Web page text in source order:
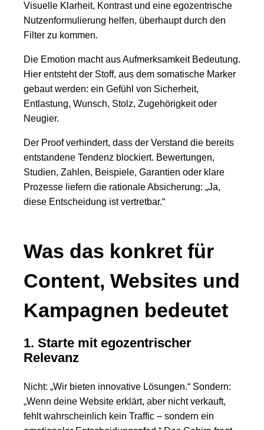
Visuelle Klarheit, Kontrast und eine egozentrische
Nutzenformulierung helfen, überhaupt durch den
Filter zu kommen.
Die Emotion macht aus Aufmerksamkeit Bedeutung.
Hier entsteht der Stoff, aus dem somatische Marker
gebaut werden: ein Gefühl von Sicherheit,
Entlastung, Wunsch, Stolz, Zugehörigkeit oder
Neugier.
Der Proof verhindert, dass der Verstand die bereits
entstandene Tendenz blockiert. Bewertungen,
Studien, Zahlen, Beispiele, Garantien oder klare
Prozesse liefern die rationale Absicherung: „Ja,
diese Entscheidung ist vertretbar.“
Was das konkret für
Content, Websites und
Kampagnen bedeutet
1. Starte mit egozentrischer
Relevanz
Nicht: „Wir bieten innovative Lösungen.“ Sondern:
„Wenn deine Website erklärt, aber nicht verkauft,
fehlt wahrscheinlich kein Traffic – sondern ein